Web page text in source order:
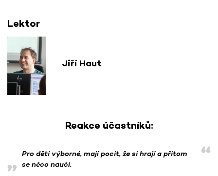
Lektor
Jiří Haut
Reakce účastníků:
Pro děti výborné, mají pocit, že si hrají a přitom
se něco naučí.